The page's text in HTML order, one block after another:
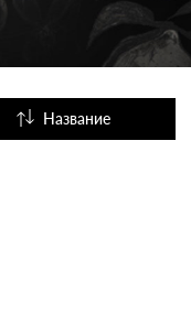
Название